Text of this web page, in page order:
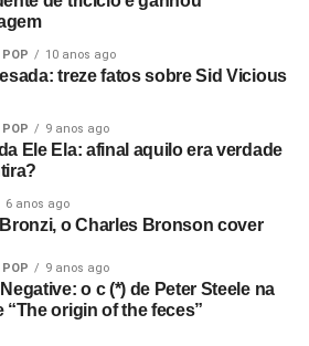
deveria voltar a promover
o ao Rob, que tinha um monte de
da banda que sobraram. Eles
então venderam tudo para o dono
as colocou para tocar em Bowden
Então, aluguei alguns andaimes e
você filmou?Bom, tudo custou
que eu achei um absurdo!
10 anos ago
treze fatos sobre Sid Vicious
9 anos ago
Ele Ela: afinal aquilo era verdade
6 anos ago
o Charles Bronson cover
9 anos ago
o c (*) de Peter Steele na
“The origin of the feces”